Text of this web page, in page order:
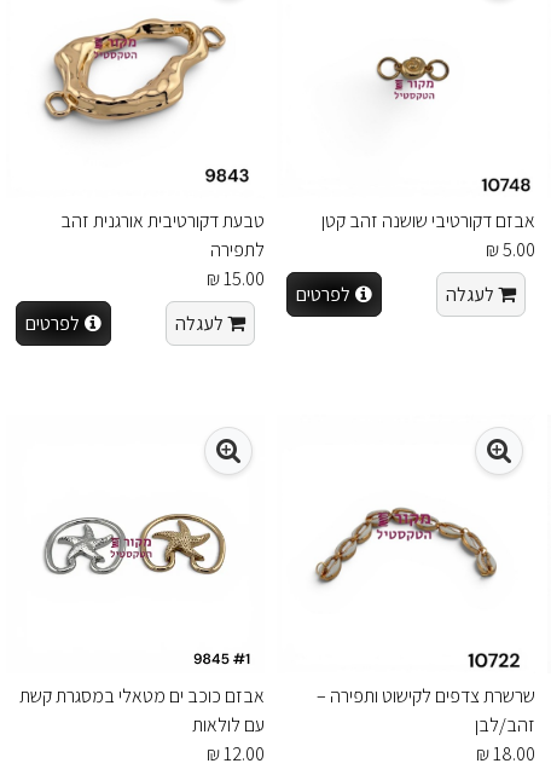
אבזם דקורטיבי שושנה זהב קטן
5.00 ₪
לעגלה
לפרטים
טבעת דקורטיבית אורגנית זהב
לתפירה
15.00 ₪
לעגלה
לפרטים
שרשרת צדפים לקישוט ותפירה –
זהב/לבן
18.00 ₪
אבזם כוכב ים מטאלי במסגרת קשת
עם לולאות
12.00 ₪